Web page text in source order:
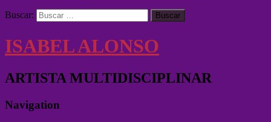
Buscar:
ISABEL ALONSO
ARTISTA MULTIDISCIPLINAR
Navigation